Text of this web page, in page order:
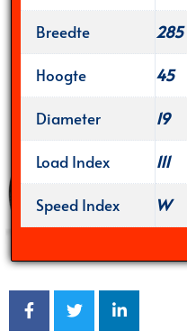
Breedte
285
Hoogte
45
Diameter
19
Load Index
111
Speed Index
W